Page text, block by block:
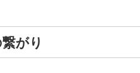
がり